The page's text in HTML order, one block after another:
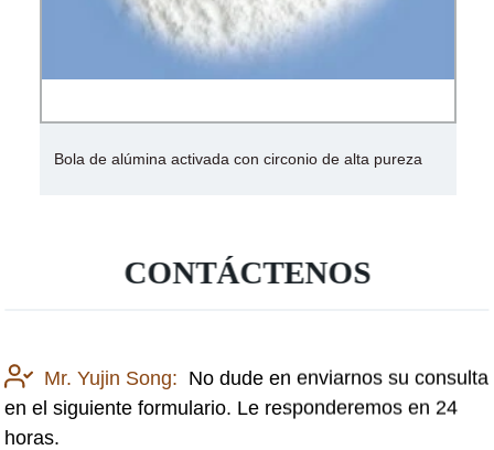
Bola de alúmina activada con circonio de alta pureza
CONTÁCTENOS
Mr. Yujin Song: No dude en enviarnos su consulta
en el siguiente formulario. Le responderemos en 24
horas.